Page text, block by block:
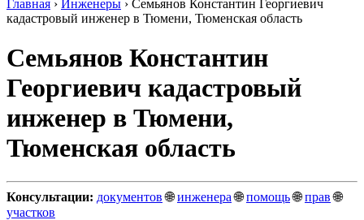
Главная › Инженеры › Семьянов Константин Георгиевич
кадастровый инженер в Тюмени, Тюменская область
Семьянов Константин
Георгиевич кадастровый
инженер в Тюмени,
Тюменская область
Консультации: документов🌐инженера🌐помощь🌐прав🌐
участков